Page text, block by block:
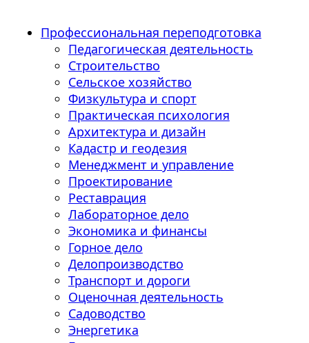
Профессиональная переподготовка
Педагогическая деятельность
Строительство
Сельское хозяйство
Физкультура и спорт
Практическая психология
Архитектура и дизайн
Кадастр и геодезия
Менеджмент и управление
Проектирование
Реставрация
Лабораторное дело
Экономика и финансы
Горное дело
Делопроизводство
Транспорт и дороги
Оценочная деятельность
Садоводство
Энергетика